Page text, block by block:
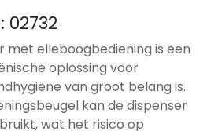
02732
met elleboogbediening is een
oplossing voor
van groot belang is.
kan de dispenser
wat het risico op